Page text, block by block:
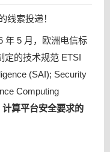
线索投递！
年 5 月，欧洲电信标
定的技术规范 ETSI
(SAI); Security
Computing
算平台安全要求的